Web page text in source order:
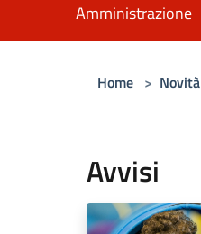
Amministrazione
Home > Novità
Avvisi